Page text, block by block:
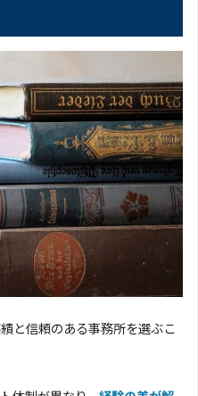
と信頼のある事務所を選ぶこ